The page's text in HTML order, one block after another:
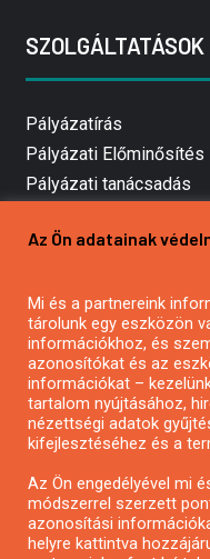
SZOLGÁLTATÁSOK
Pályázatírás
Pályázati Előminősítés
Pályázati tanácsadás
Mezőgazdasági
Pályázatírás civil
Pályázatírás
Pályázatfigyelés
Specifikus
Pályázatok
Az Ön adatainak
Mi és a partnereink
tárolunk egy eszközön
információkhoz, és
azonosítókat és az
információkat –
tartalom nyújtásához,
nézettségi adatok
kifejlesztéséhez és a
Az Ön engedélyével mi
módszerrel szerzett
azonosítási
helyre kattintva